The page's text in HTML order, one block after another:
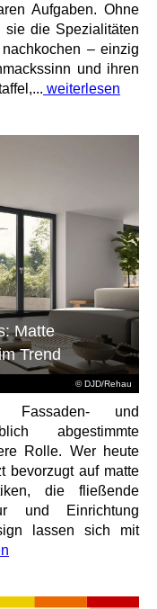
Aufgaben. Ohne
sie die Spezialitäten
– einzig
und ihren
weiterlesen
© DJD/Rehau
Matte
Trend
und
abgestimmte
Rolle. Wer heute
bevorzugt auf matte
die fließende
und Einrichtung
lassen sich mit